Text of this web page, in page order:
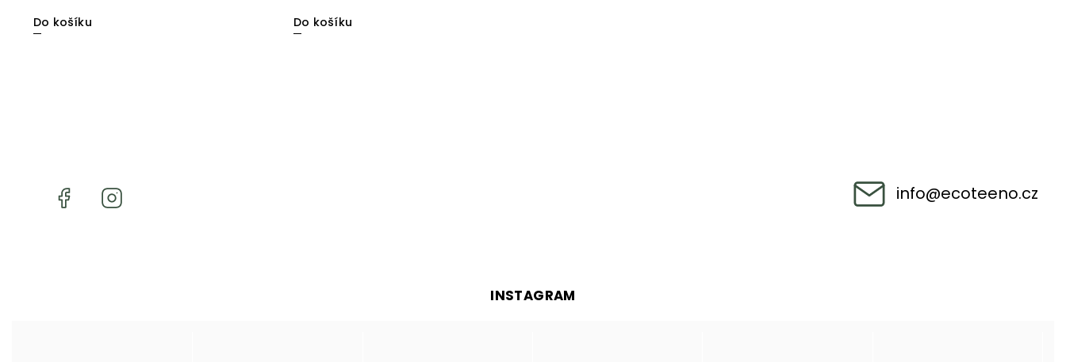
Do košíku Do košíku
info@ecoteeno.cz
INSTAGRAM